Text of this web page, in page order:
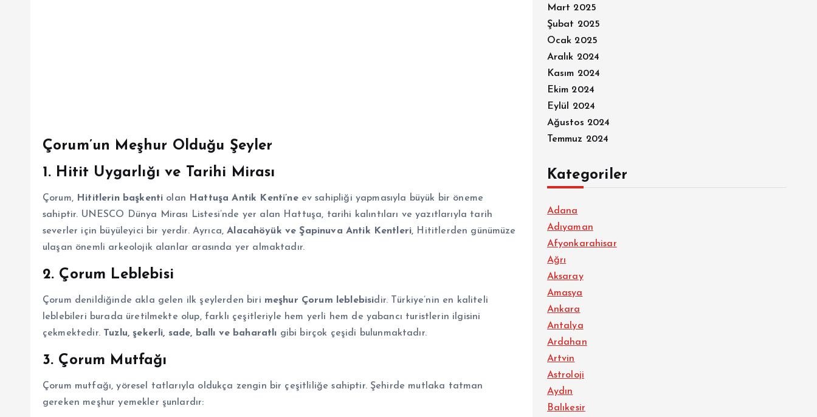
Çorum’un Meşhur Olduğu Şeyler
1. Hitit Uygarlığı ve Tarihi Mirası
Çorum, Hititlerin başkenti olan Hattuşa Antik Kenti’neev sahipliği yapmasıyla büyük bir öneme
sahiptir. UNESCO Dünya Mirası Listesi’nde yer alan Hattuşa, tarihi kalıntıları ve yazıtlarıyla tarih
severler için büyüleyici bir yerdir. Ayrıca,Alacahöyük ve Şapinuva Antik Kentleri, Hititlerden günümüze
ulaşan önemli arkeolojik alanlar arasında yer almaktadır.
2. Çorum Leblebisi
Çorum denildiğinde akla gelen ilk şeylerden biri meşhur Çorum leblebisidir. Türkiye’nin en kaliteli
leblebileri burada üretilmekte olup, farklı çeşitleriyle hem yerli hem de yabancı turistlerin ilgisini
çekmektedir. Tuzlu, şekerli, sade, ballı ve baharatlı gibi birçok çeşidi bulunmaktadır.
3. Çorum Mutfağı
Çorum mutfağı, yöresel tatlarıyla oldukça zengin bir çeşitliliğe sahiptir. Şehirde mutlaka tatman
gereken meşhur yemekler şunlardır:
Mart 2025
Şubat 2025
Ocak 2025
Aralık 2024
Kasım 2024
Ekim 2024
Eylül 2024
Ağustos 2024
Temmuz 2024
Kategoriler
Adana
Adıyaman
Afyonkarahisar
Ağrı
Aksaray
Amasya
Ankara
Antalya
Ardahan
Artvin
Astroloji
Aydın
Balıkesir